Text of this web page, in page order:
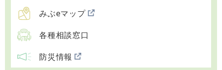
みぶeマップ
各種相談窓口
防災情報